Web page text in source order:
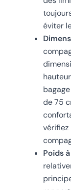
éviter
de 75
Poids